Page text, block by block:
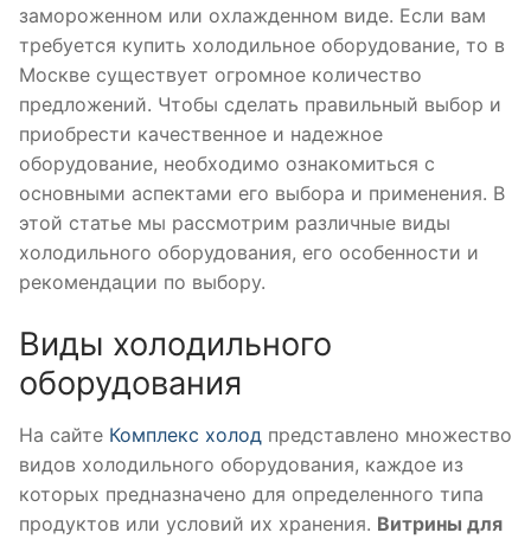
замороженном или охлажденном виде. Если вам
требуется купить холодильное оборудование, то в
Москве существует огромное количество
предложений. Чтобы сделать правильный выбор и
приобрести качественное и надежное
оборудование, необходимо ознакомиться с
основными аспектами его выбора и применения. В
этой статье мы рассмотрим различные виды
холодильного оборудования, его особенности и
рекомендации по выбору.
Виды холодильного
оборудования
На сайте Комплекс холод представлено множество
видов холодильного оборудования, каждое из
которых предназначено для определенного типа
продуктов или условий их хранения. Витрины для